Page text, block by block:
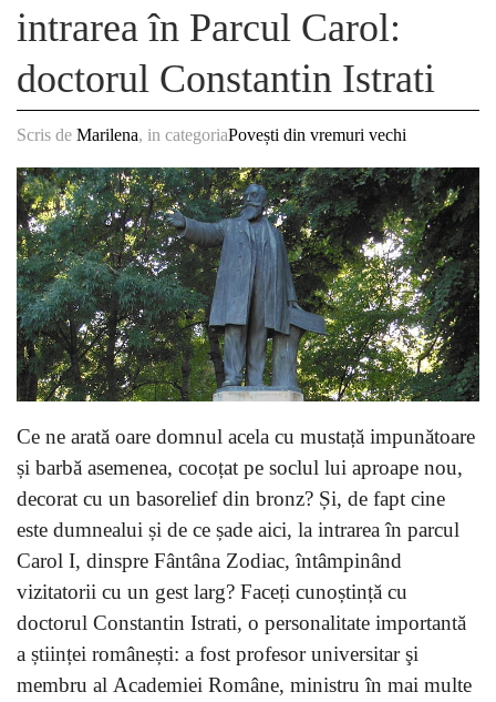
intrarea în Parcul Carol:
doctorul Constantin Istrati
Scris de Marilena, in categoriaPovești din vremuri vechi
Ce ne arată oare domnul acela cu mustață impunătoare
și barbă asemenea, cocoțat pe soclul lui aproape nou,
decorat cu un basorelief din bronz? Și, de fapt cine
este dumnealui și de ce șade aici, la intrarea în parcul
Carol I, dinspre Fântâna Zodiac, întâmpinând
vizitatorii cu un gest larg? Faceți cunoștință cu
doctorul Constantin Istrati, o personalitate importantă
a științei românești: a fost profesor universitar şi
membru al Academiei Române, ministru în mai multe